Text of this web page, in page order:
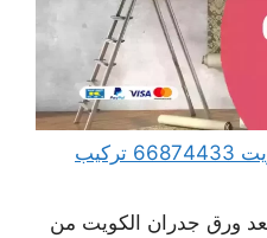
فني تركيب ورق جدران الكويت 66874433 تركيب
ورق جدران الكويت من